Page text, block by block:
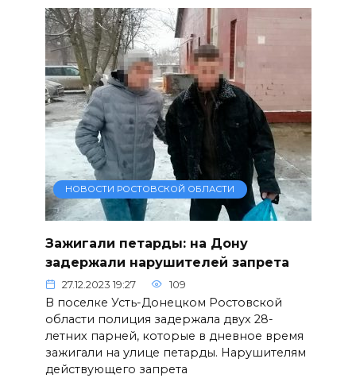
НОВОСТИ РОСТОВСКОЙ ОБЛАСТИ
Зажигали петарды: на Дону
задержали нарушителей запрета
27.12.2023 19:27 109
В поселке Усть-Донецком Ростовской
области полиция задержала двух 28-
летних парней, которые в дневное время
зажигали на улице петарды. Нарушителям
действующего запрета